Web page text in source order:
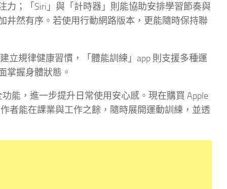
；「Siri」與「計時器」則能協助安排學習節奏與
井然有序。若使用行動網路版本，更能隨時保持聯
立規律健康習慣，「體能訓練」app 則支援多種運
掌握身體狀態。
能，進一步提升日常使用安心感。現在購買 Apple
者能在課業與工作之餘，隨時展開運動訓練，並透